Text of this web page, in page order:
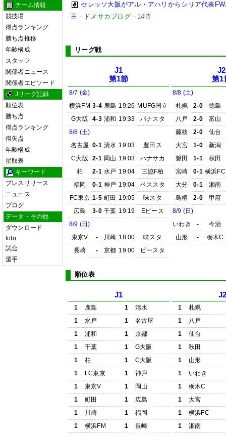
チーム情報
競技場
得点ランキング
勝ち点推移
年齢構成
スタッフ
関係者ニュース
関係者エピソード
Jリーグ記録
順位表
勝ち点
得点ランキング
得失点
年齢構成
星取表
キーワード
プレスリリース
ニュース
ブログ
データ・その他
ダウンロード
toto
試合
選手
セレッソ大阪がアル・アハリからシリア代表
王 - ドメサカブログ- 14時
リーグ戦
J1
第1節
8/7 (金)
横浜FM 3-4 鹿島 19:26 MUFG国立
G大阪
4-3 浦和 19:33
パナスタ
8/8 (土)
名古屋 0-1 清水 19:03
豊田ス
C大阪
2-1 岡山 19:03
ハナサカ
柏
2-1 水戸 19:04
三協F柏
福岡
0-1 神戸 19:04
ベススタ
FC東京 1-5 町田 19:05
味スタ
広島
3-0 千葉 19:19
Eピース
8/9 (日)
東京V
- 川崎 18:00
味スタ
長崎
- 京都 19:00 ピースタ
J2
第1
8/8 (土)
札幌
2-0
徳島
八戸
2-0
富山
藤枝
2-0
仙台
大宮
1-0
新潟
磐田
1-1
秋田
宮崎
0-1 横浜FC
大分
0-1
湘南
鳥栖
2-0
甲府
8/9 (日)
いわき
-
今治
山形
- 栃木C
順位表
J1
1 鹿島 1
清水
1
水戸 1
名古屋
1
浦和 1
京都
1
千葉 1
G大阪
1
柏 1
C大阪
1
FC東京 1
神戸
1
東京V 1
岡山
1
町田 1
広島
1
川崎 1
福岡
1
横浜FM 1 長崎
1
札幌
1
八戸
1
仙台
1
秋田
1
山形
1
いわき
1
栃木C
1
大宮
1
横浜FC
1
湘南